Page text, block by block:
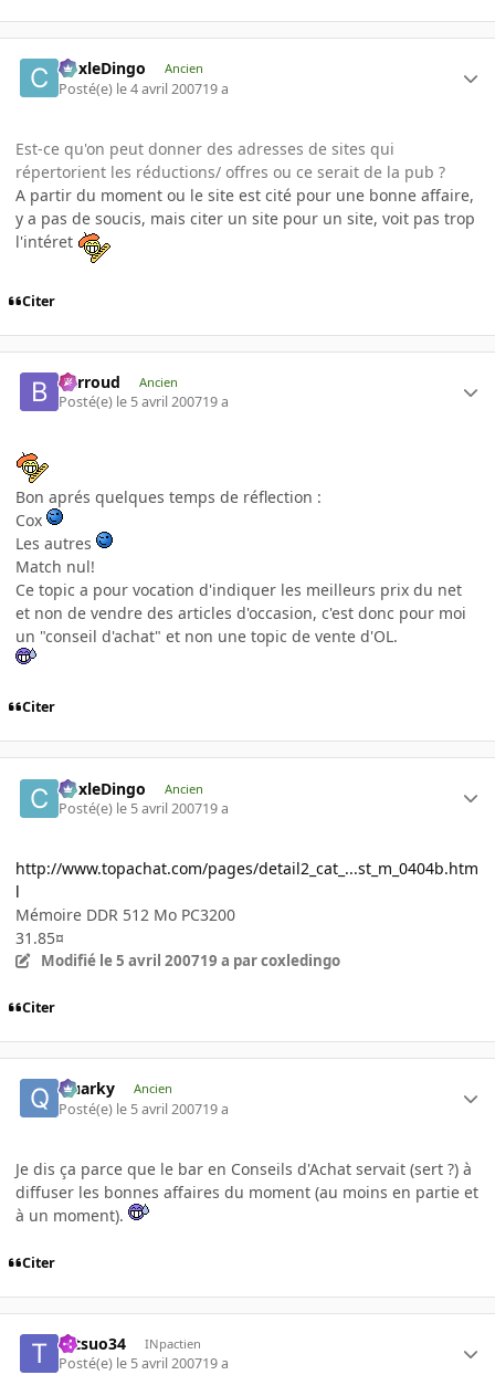
CoxleDingo Ancien
Posté(e) le 4 avril 200719 a
Est-ce qu'on peut donner des adresses de sites qui
répertorient les réductions/ offres ou ce serait de la pub ?
A partir du moment ou le site est cité pour une bonne affaire,
y a pas de soucis, mais citer un site pour un site, voit pas trop
l'intéret
Citer
Barroud Ancien
Posté(e) le 5 avril 200719 a
Bon aprés quelques temps de réflection :
Cox
Les autres
Match nul!
Ce topic a pour vocation d'indiquer les meilleurs prix du net
et non de vendre des articles d'occasion, c'est donc pour moi
un "conseil d'achat" et non une topic de vente d'OL.
Citer
CoxleDingo Ancien
Posté(e) le 5 avril 200719 a
http://www.topachat.com/pages/detail2_cat_...st_m_0404b.htm
l
Mémoire DDR 512 Mo PC3200
31.85¤
Modifié le 5 avril 200719 a par coxledingo
Citer
Quarky Ancien
Posté(e) le 5 avril 200719 a
Je dis ça parce que le bar en Conseils d'Achat servait (sert ?) à
diffuser les bonnes affaires du moment (au moins en partie et
à un moment).
Citer
tetsuo34 INpactien
Posté(e) le 5 avril 200719 a